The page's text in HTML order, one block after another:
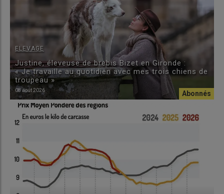
ELEVAGE
Justine, éleveuse de brebis Bizet en Gironde :
« Je travaille au quotidien avec mes trois chiens de
troupeau »
08 août 2026